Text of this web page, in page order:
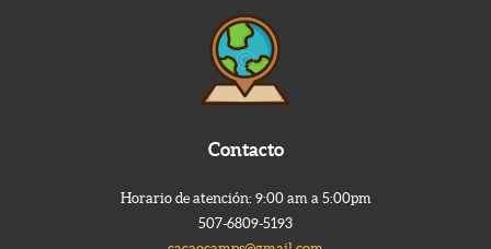
Contacto
Horario de atención: 9:00 am a 5:00pm
507-6809-5193